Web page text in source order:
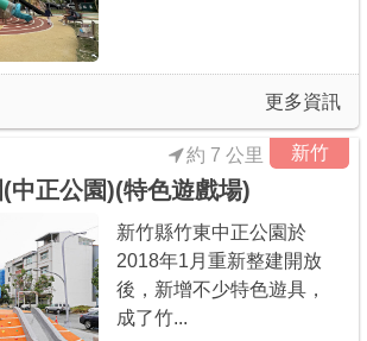
更多資訊
新竹
中正公園)(特色遊戲場)
約 7 公里
新竹縣竹東中正公園於
2018年1月重新整建開放
後，新增不少特色遊具，
成了竹...